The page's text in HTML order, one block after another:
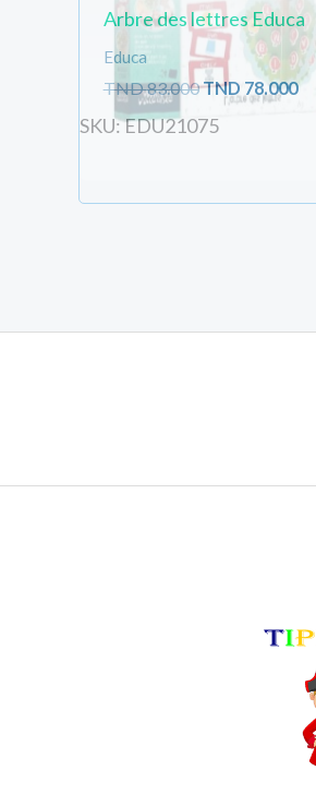
Arbre des lettres Educa
Educa
TND83.000TND 78.000
SKU: EDU21075